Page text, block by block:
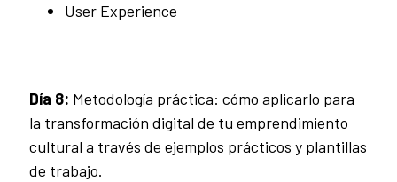
User Experience
Día 8: Metodología práctica: cómo aplicarlo para
la transformación digital de tu emprendimiento
cultural a través de ejemplos prácticos y plantillas
de trabajo.